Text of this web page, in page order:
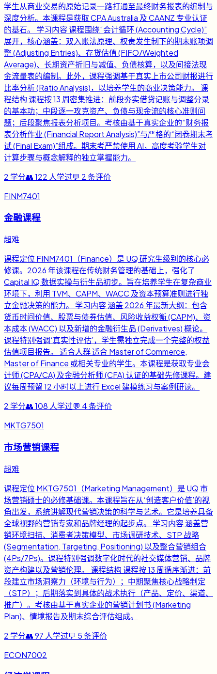
学生从商业交易的原始记录一路打通至最终财务报表的编制与
深度分析。本课程是获取 CPA Australia 及 CAANZ 专业认证
的基石。 学习内容 课程围绕“会计循环 (Accounting Cycle)”
展开，核心涵盖：双入账法原理、权责发生制下的期末账项调
整 (Adjusting Entries)、存货估值 (FIFO/Weighted
Average)、长期资产折旧与减值、负债核算，以及间接法现
金流量表的编制。此外，课程强调基于真实上市公司财报进行
比率分析 (Ratio Analysis)，以培养学生的商业决策能力。 课
程结构 课程按 13 周密集推进：前段夯实借贷记账与调整分录
的基本功；中段逐一攻克资产、负债与现金流的核心准则问
题；后段聚焦报表分析项目。考核由基于真实企业的“财务报
表分析作业 (Financial Report Analysis)”与严格的“闭卷期末考
试 (Final Exam)”组成。期末考严禁使用 AI，高度考验学生对
计算步骤与概念解释的独立掌握能力。
2 学分👥122 人学过💬 2条评价
FINM7401
金融课程
超难
课程定位 FINM7401（Finance）是 UQ 研究生级别的核心必
修课。2026 年该课程在传统财务管理的基础上，强化了
Capital IQ 数据实操与衍生品初步。旨在培养学生在复杂商业
环境下，利用 TVM、CAPM、WACC 及资本预算准则进行独
立金融决策的能力。 学习内容 涵盖 2026 年最新大纲：包含
货币时间价值、股票与债券估值、风险收益权衡 (CAPM)、资
本成本 (WACC) 以及新增的金融衍生品 (Derivatives) 概论。
课程特别强调‘真实性评估’，学生需独立完成一个完整的权益
估值项目报告。 适合人群 适合 Master of Commerce,
Master of Finance 或相关专业的学生。本课程是获取专业会
计师 (CPA/CA) 及金融分析师 (CFA) 认证的基础先修课程。建
议每周预留 12 小时以上进行 Excel 建模练习与案例研读。
2 学分👥108 人学过💬 4条评价
MKTG7501
市场营销课程
超难
课程定位 MKTG7501（Marketing Management）是 UQ 市
场营销硕士的必修基础课。本课程旨在从‘创造客户价值’的视
角出发，系统讲解现代营销决策的科学与艺术。它是培养具备
全球视野的营销专家和品牌经理的起步点。 学习内容 涵盖营
销环境扫描、消费者决策模型、市场调研技术、STP 战略
(Segmentation, Targeting, Positioning) 以及整合营销组合
(4Ps/7Ps)。课程特别强调数字化时代的社交媒体营销、品牌
资产构建以及营销伦理。 课程结构 课程按 13 周循序渐进：前
段建立市场洞察力（环境与行为）；中期聚焦核心战略制定
（STP）；后期落实到具体的战术执行（产品、定价、渠道、
推广）。考核由基于真实企业的营销计划书 (Marketing
Plan)、情境报告及期末综合评估组成。
2 学分👥97 人学过💬 5条评价
ECON7002